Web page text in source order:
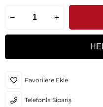
Favorilere Ekle
Telefonla Sipariş